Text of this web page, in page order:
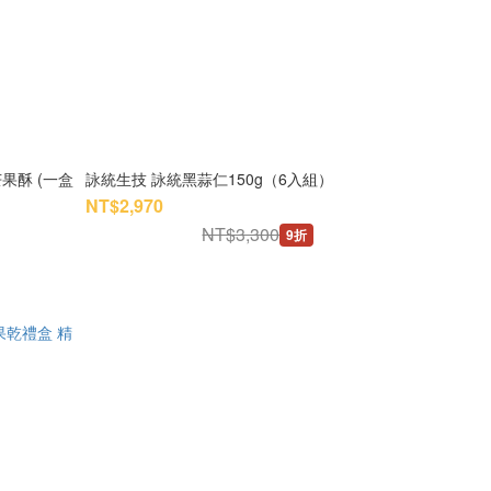
酥 (一盒 詠統生技 詠統黑蒜仁150g（6入組）
NT$2,970
NT$3,300 9折